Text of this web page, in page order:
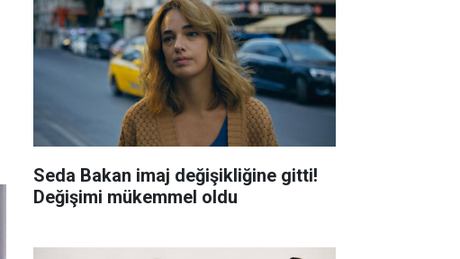
Seda Bakan imaj değişikliğine gitti!
Değişimi mükemmel oldu